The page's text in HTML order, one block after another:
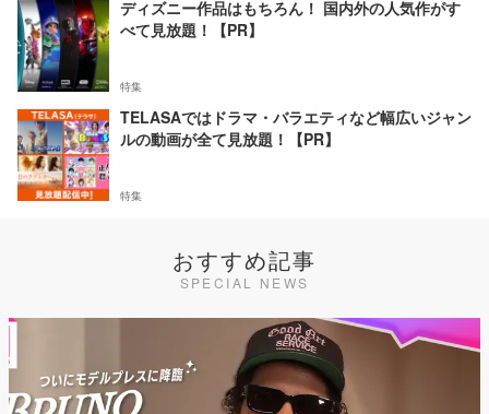
ディズニー作品はもちろん！ 国内外の人気作がす
べて見放題！【PR】
特集
TELASAではドラマ・バラエティなど幅広いジャン
ルの動画が全て見放題！【PR】
特集
おすすめ記事
SPECIAL NEWS